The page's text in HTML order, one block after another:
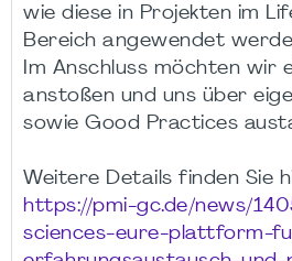
wie diese in Projekten im
Bereich angewendet
Im Anschluss möchten wir
anstoßen und uns über
sowie Good Practices
Weitere Details finden Sie
https://pmi-gc.de/news/
sciences-eure-plattform-